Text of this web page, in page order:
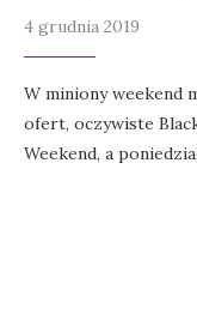
4 grudnia 2019
W miniony weekend
ofert, oczywiste
Weekend, a